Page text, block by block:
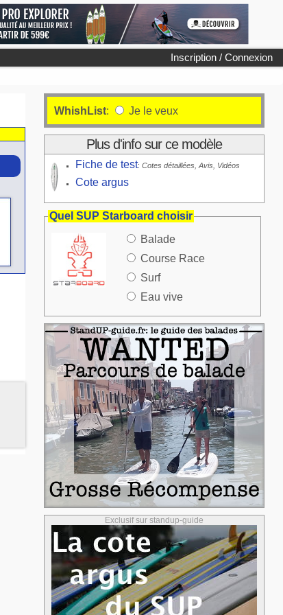
Inscription / Connexion
WhishList: Je le veux
Plus d'info sur ce modèle
Fiche de test:Cotes détaillées, Avis, Vidéos
Cote argus
Quel SUP Starboard choisir
Balade
Course Race
Surf
Eau vive
Exclusif sur standup-guide